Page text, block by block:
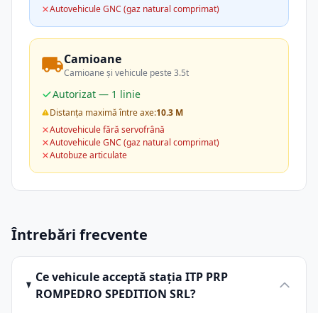
Autovehicule GNC (gaz natural comprimat)
Camioane
Camioane și vehicule peste 3.5t
Autorizat — 1 linie
Distanța maximă între axe:10.3 M
Autovehicule fără servofrână
Autovehicule GNC (gaz natural comprimat)
Autobuze articulate
Întrebări frecvente
Ce vehicule acceptă stația ITP PRP
ROMPEDRO SPEDITION SRL?